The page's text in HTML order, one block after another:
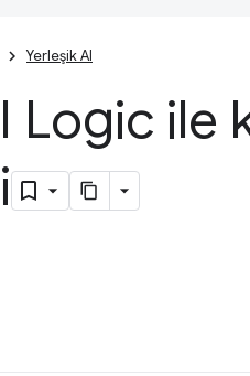
Yerleşik AI
Logic ile